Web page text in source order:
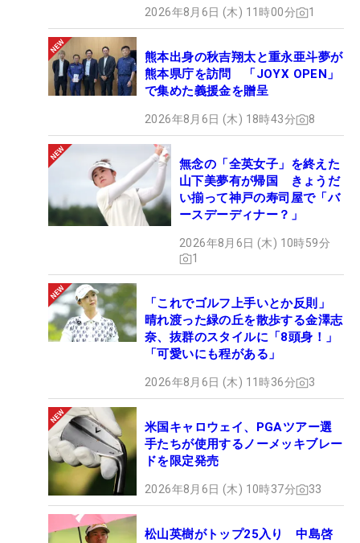
2026年8月6日 (木) 11時00分 1
熊本出身の秋吉翔太と重永亜斗夢が
熊本県庁を訪問 「JOYX OPEN」
で集めた義援金を贈呈
2026年8月6日 (木) 18時43分 8
無念の「全英女子」を終えた
山下美夢有が帰国 きょうだ
い揃って神戸の寿司屋で「バ
ースデーディナー？」
2026年8月6日 (木) 10時59分
1
「これでゴルフ上手いとか反則」
晴れ渡った緑の丘を散歩する金澤志
奈、抜群のスタイルに「8頭身！」
「可愛いにも程がある」
2026年8月6日 (木) 11時36分 3
米国キャロウェイ、PGAツアー選
手たちが使用するノーメッキブレー
ドを限定発売
2026年8月6日 (木) 10時37分 33
松山英樹がトップ25入り 中島啓